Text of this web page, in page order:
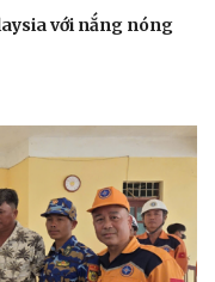
với nắng nóng